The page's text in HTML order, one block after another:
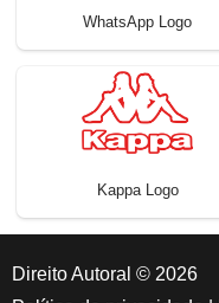
WhatsApp Logo
Kappa Logo
Direito Autoral © 2026